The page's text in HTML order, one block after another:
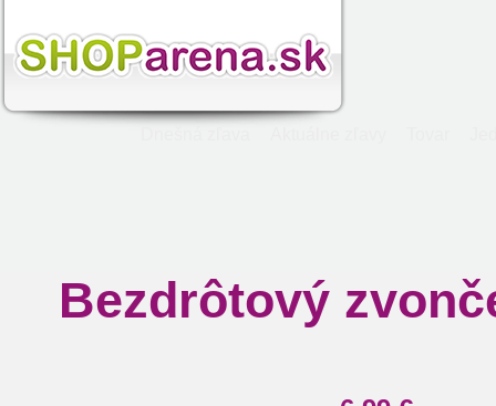
Bezdrôtový